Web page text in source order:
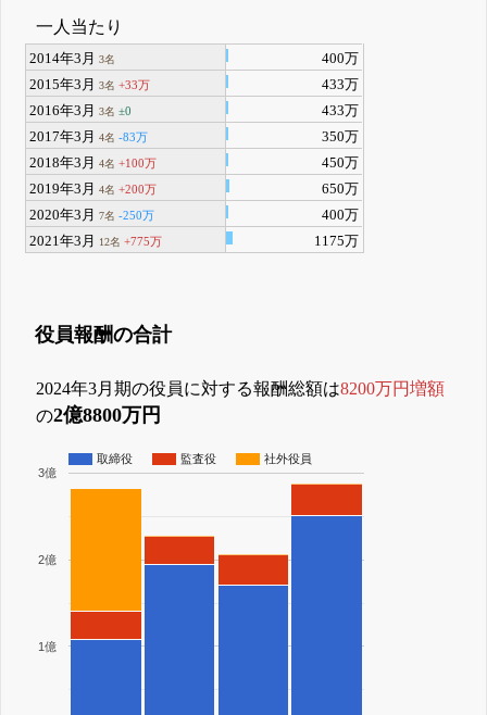
一人当たり
2014年3月3名
400万
2015年3月3名 +33万
433万
2016年3月3名 ±0
433万
2017年3月4名 -83万
350万
2018年3月4名 +100万
450万
2019年3月4名 +200万
650万
2020年3月7名 -250万
400万
2021年3月
12名 +775万 1175万
役員報酬の合計
2024年3月期の役員に対する報酬総額は8200万円増額
の2億8800万円
取締役 監査役 社外役員
1億
2億
3億